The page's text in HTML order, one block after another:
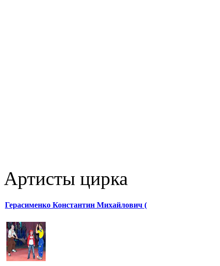
Артисты цирка
Герасименко Константин Михайлович (